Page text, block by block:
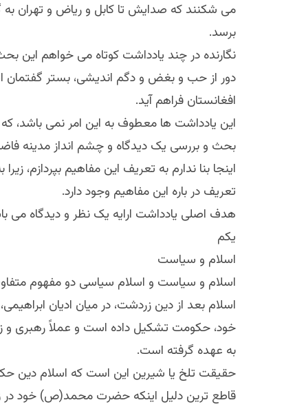
می شکنند که صدایش تا کابل و ریاض و تهران
برسد.
نگارنده در چند یادداشت کوتاه می خواهم این بحث
دور از حب و بغض و دگم اندیشی، بستر گفتمان
افغانستان فراهم آید.
این یادداشت ها معطوف به این امر نمی باشد،
بحث و بررسی یک دیدگاه و چشم انداز مدینه‌
اینجا بنا ندارم به تعریف این مفاهیم بپردازم،
تعریف در باره این مفاهیم وجود دارد.
هدف اصلی یادداشت ارایه یک نظر و دیدگاه می
یکم
اسلام و سیاست
اسلام و سیاست و اسلام سیاسی دو مفهوم
اسلام بعد از دین زردشت، در میان ادیان
خود، حکومت تشکیل داده است و عملاً رهبری و
به عهده گرفته است.
حقیقت تلخ یا شیرین این است که اسلام دین
قاطع ترین دلیل اینکه حضرت محمد(ص) خود در